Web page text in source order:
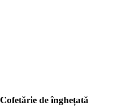
Cofetărie de înghețată